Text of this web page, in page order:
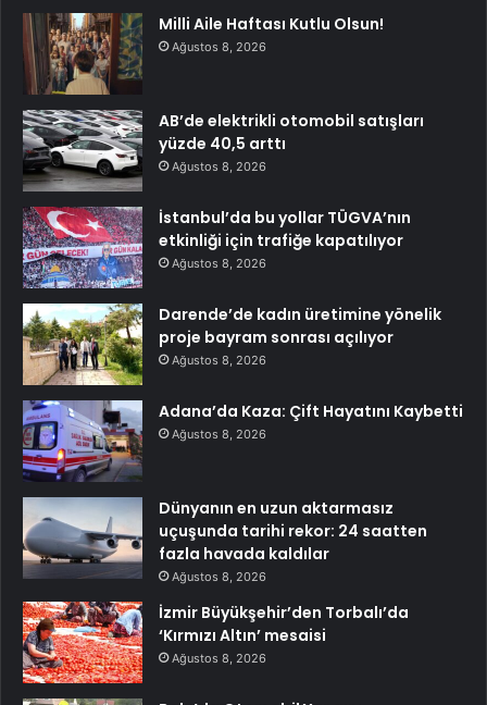
Milli Aile Haftası Kutlu Olsun!
Ağustos 8, 2026
AB’de elektrikli otomobil satışları
yüzde 40,5 arttı
Ağustos 8, 2026
İstanbul’da bu yollar TÜGVA’nın
etkinliği için trafiğe kapatılıyor
Ağustos 8, 2026
Darende’de kadın üretimine yönelik
proje bayram sonrası açılıyor
Ağustos 8, 2026
Adana’da Kaza: Çift Hayatını Kaybetti
Ağustos 8, 2026
Dünyanın en uzun aktarmasız
uçuşunda tarihi rekor: 24 saatten
fazla havada kaldılar
Ağustos 8, 2026
İzmir Büyükşehir’den Torbalı’da
‘Kırmızı Altın’ mesaisi
Ağustos 8, 2026